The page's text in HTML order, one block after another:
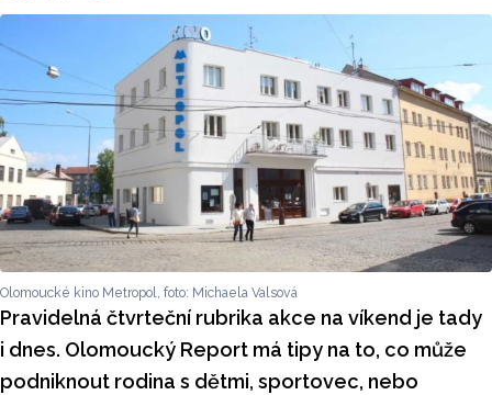
Olomoucké kino Metropol, foto: Michaela Valsová
Pravidelná čtvrteční rubrika akce na víkend je tady
i dnes. Olomoucký Report má tipy na to, co může
podniknout rodina s dětmi, sportovec, nebo